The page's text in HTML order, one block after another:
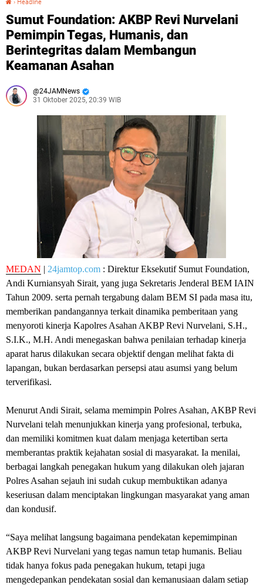
› Headline
Sumut Foundation: AKBP Revi Nurvelani
Pemimpin Tegas, Humanis, dan
Berintegritas dalam Membangun
Keamanan Asahan
24JAMNews
31 Oktober 2025, 20:39 WIB
MEDAN | 24jamtop.com : Direktur Eksekutif Sumut Foundation,
Andi Kurniansyah Sirait, yang juga Sekretaris Jenderal BEM IAIN
Tahun 2009. serta pernah tergabung dalam BEM SI pada masa itu,
memberikan pandangannya terkait dinamika pemberitaan yang
menyoroti kinerja Kapolres Asahan AKBP Revi Nurvelani, S.H.,
S.I.K., M.H. Andi menegaskan bahwa penilaian terhadap kinerja
aparat harus dilakukan secara objektif dengan melihat fakta di
lapangan, bukan berdasarkan persepsi atau asumsi yang belum
terverifikasi.
Menurut Andi Sirait, selama memimpin Polres Asahan, AKBP Revi
Nurvelani telah menunjukkan kinerja yang profesional, terbuka,
dan memiliki komitmen kuat dalam menjaga ketertiban serta
memberantas praktik kejahatan sosial di masyarakat. Ia menilai,
berbagai langkah penegakan hukum yang dilakukan oleh jajaran
Polres Asahan sejauh ini sudah cukup membuktikan adanya
keseriusan dalam menciptakan lingkungan masyarakat yang aman
dan kondusif.
“Saya melihat langsung bagaimana pendekatan kepemimpinan
AKBP Revi Nurvelani yang tegas namun tetap humanis. Beliau
tidak hanya fokus pada penegakan hukum, tetapi juga
mengedepankan pendekatan sosial dan kemanusiaan dalam setiap